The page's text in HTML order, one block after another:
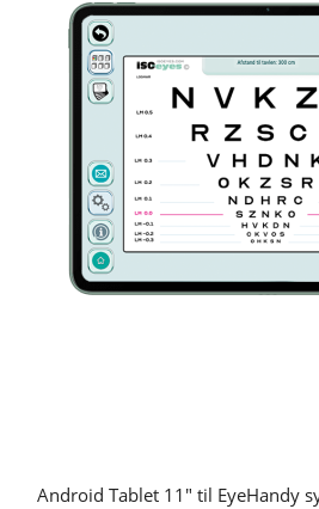
Android Tablet 11" til EyeHandy